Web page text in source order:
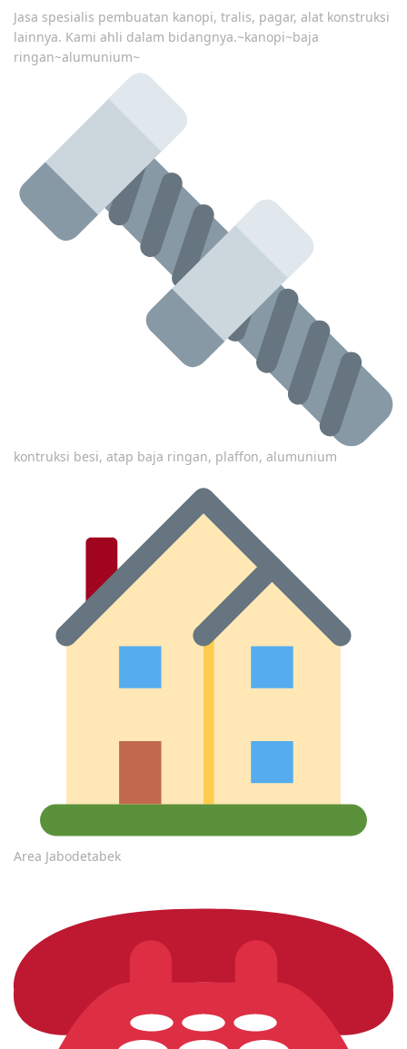
Jasa spesialis pembuatan kanopi, tralis, pagar, alat konstruksi
lainnya. Kami ahli dalam bidangnya.~kanopi~baja
ringan~alumunium~
kontruksi besi, atap baja ringan, plaffon, alumunium
Area Jabodetabek